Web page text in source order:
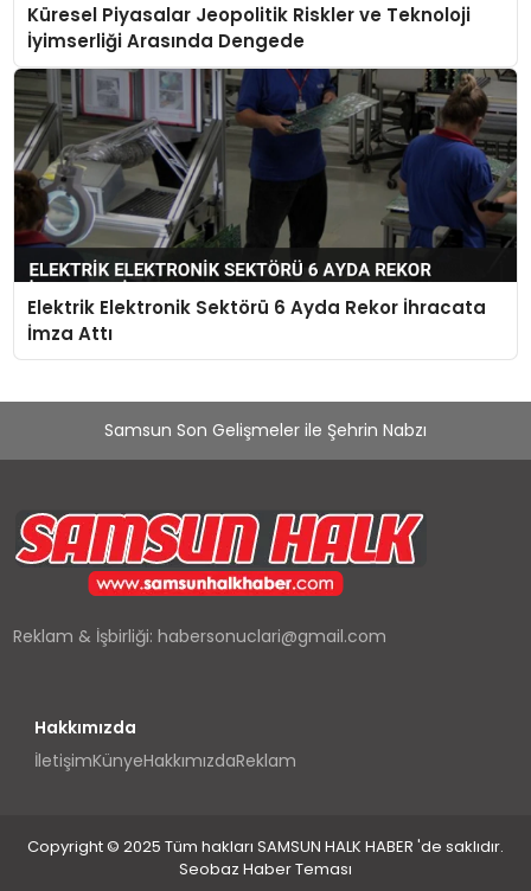
Küresel Piyasalar Jeopolitik Riskler ve Teknoloji
İyimserliği Arasında Dengede
Elektrik Elektronik Sektörü 6 Ayda Rekor İhracata
İmza Attı
Samsun Son Gelişmeler ile Şehrin Nabzı
Reklam & İşbirliği:habersonuclari@gmail.com
Hakkımızda
İletişimKünyeHakkımızdaReklam
Copyright © 2025 Tüm hakları SAMSUN HALK HABER 'de saklıdır.
Seobaz Haber Teması